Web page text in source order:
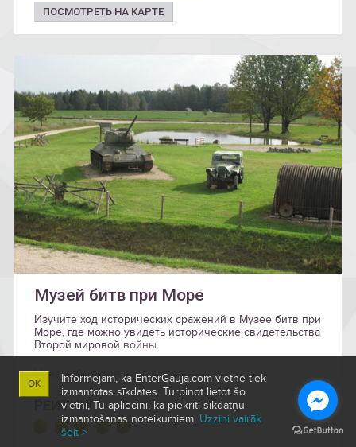
ПОСМОТРЕТЬ НА КАРТЕ
Музей битв при Море
Изучите ход исторических сражений в Музее битв при
Море, где можно увидеть исторические свидетельства
Второй мировой войны.
Узнать больше »
РЕЙТИНГ
OK
Informējam, ka EnterGauja.com vietnē tiek
izmantotas sīkdates. Turpinot lietot šo
vietni, Tu apliecini, ka piekrīti sīkdatņu
izmantošanas noteikumiem. Uzzini vairāk
šeit >